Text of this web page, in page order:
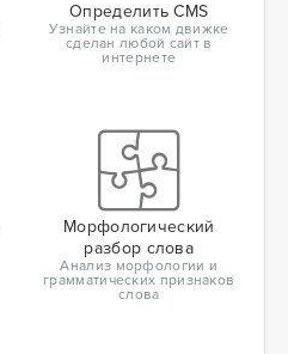
Определить CMS
Узнайте на каком движке
сделан любой сайт в
интернете
Морфологический
разбор слова
Анализ морфологии и
грамматических признаков
слова